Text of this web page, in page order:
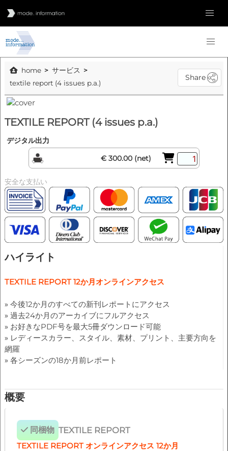
home
サービス
textile report (4 issues p.a.)
Share
TEXTILE REPORT (4 issues p.a.)
デジタル出力
€ 300.00 (net)
安全な支払い
ハイライト
TEXTILE REPORT 12か月オンラインアクセス
» 今後12か月のすべての新刊レポートにアクセス
» 過去24か月のアーカイブにフルアクセス
» お好きなPDF号を最大5冊ダウンロード可能
» レディースカラー、スタイル、素材、プリント、主要方向を
網羅
» 各シーズンの18か月前レポート
概要
同梱物 TEXTILE REPORT
TEXTILE REPORT オンラインアクセス 12か月